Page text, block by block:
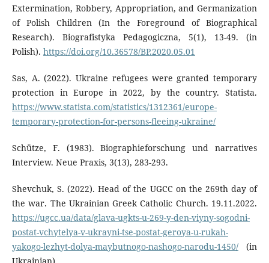
Extermination, Robbery, Appropriation, and Germanization
of Polish Children (In the Foreground of Biographical
Research). Biografistyka Pedagogiczna, 5(1), 13-49. (in
Polish). https://doi.org/10.36578/BP.2020.05.01
Sas, A. (2022). Ukraine refugees were granted temporary
protection in Europe in 2022, by the country. Statista.
https://www.statista.com/statistics/1312361/europe-
temporary-protection-for-persons-fleeing-ukraine/
Schütze, F. (1983). Biographieforschung und narratives
Interview. Neue Praxis, 3(13), 283-293.
Shevchuk, S. (2022). Head of the UGCC on the 269th day of
the war. The Ukrainian Greek Catholic Church. 19.11.2022.
https://ugcc.ua/data/glava-ugkts-u-269-y-den-viyny-sogodni-
postat-vchytelya-v-ukrayni-tse-postat-geroya-u-rukah-
yakogo-lezhyt-dolya-maybutnogo-nashogo-narodu-1450/(in
Ukrainian).